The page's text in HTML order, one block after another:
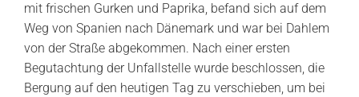
mit frischen Gurken und Paprika, befand sich auf dem
Weg von Spanien nach Dänemark und war bei Dahlem
von der Straße abgekommen. Nach einer ersten
Begutachtung der Unfallstelle wurde beschlossen, die
Bergung auf den heutigen Tag zu verschieben, um bei